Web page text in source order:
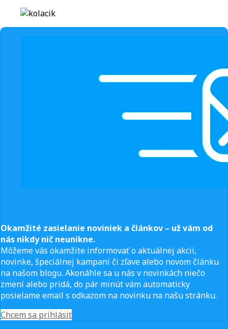
Okamžité zasielanie noviniek a článkov – už vám od
nás nikdy nič neunikne.
Môžeme vás okamžite informovať o aktuálnej akcii,
novinke, špeciálnej kampani či zľave alebo novom článku
na našom blogu. Akonáhle sa u nás v novinkách niečo
zmení alebo pridá, do pár minút vám automaticky
posielame email s odkazom na novinku na našu stránku.
Chcem sa prihlásiť